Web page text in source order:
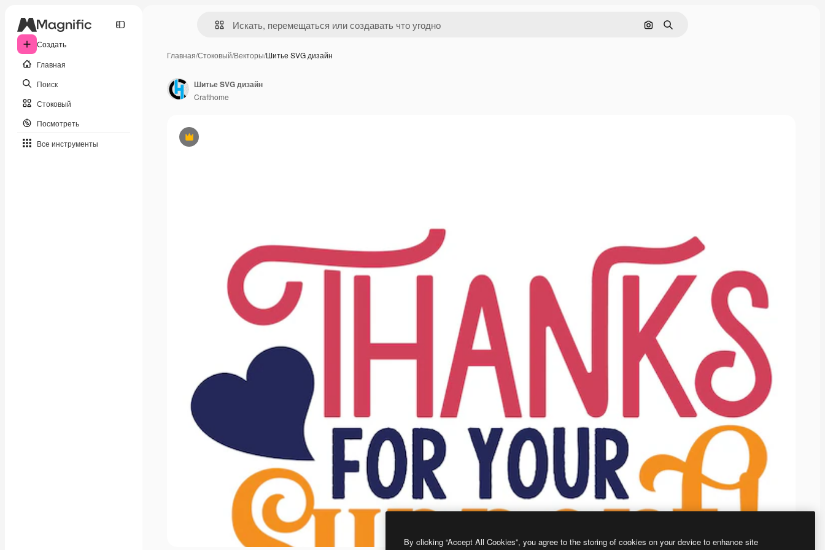
Создать
Главная
Поиск
Стоковый
Посмотреть
Все инструменты
Поиск по изображению
Поиск
Главная/Стоковый/Векторы/Шитье SVG дизайн
Премиум
Шитье SVG дизайн
Crafthome
By clicking “Accept All Cookies”, you agree to the storing of cookies on your device to enhance site